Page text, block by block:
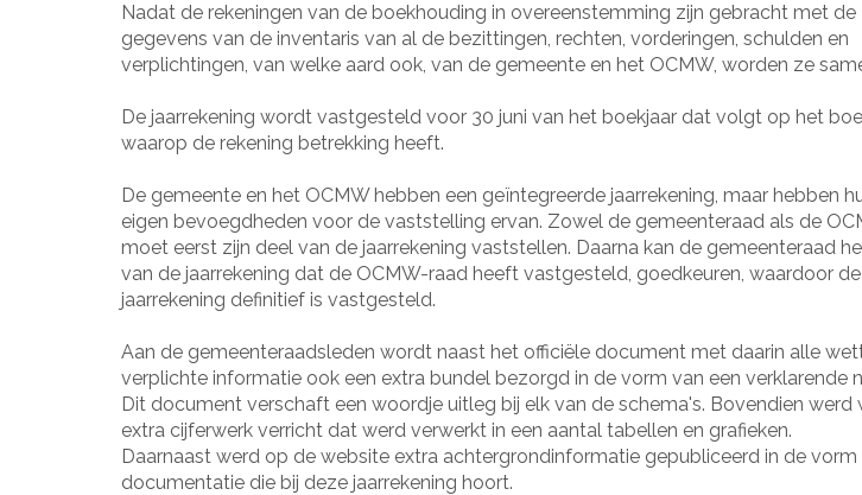
Nadat de rekeningen van de boekhouding in overeenstemming zijn gebracht met de
gegevens van de inventaris van al de bezittingen, rechten, vorderingen, schulden en
verplichtingen, van welke aard ook, van de gemeente en het OCMW, worden ze
De jaarrekening wordt vastgesteld voor 30 juni van het boekjaar dat volgt op het
waarop de rekening betrekking heeft.
De gemeente en het OCMW hebben een geïntegreerde jaarrekening, maar hebben
eigen bevoegdheden voor de vaststelling ervan. Zowel de gemeenteraad als de
moet eerst zijn deel van de jaarrekening vaststellen. Daarna kan de gemeenteraad
van de jaarrekening dat de OCMW-raad heeft vastgesteld, goedkeuren, waardoor de
jaarrekening definitief is vastgesteld.
Aan de gemeenteraadsleden wordt naast het officiële document met daarin alle
verplichte informatie ook een extra bundel bezorgd in de vorm van een verklarende
Dit document verschaft een woordje uitleg bij elk van de schema's. Bovendien werd
extra cijferwerk verricht dat werd verwerkt in een aantal tabellen en grafieken.
Daarnaast werd op de website extra achtergrondinformatie gepubliceerd in de vorm
documentatie die bij deze jaarrekening hoort.